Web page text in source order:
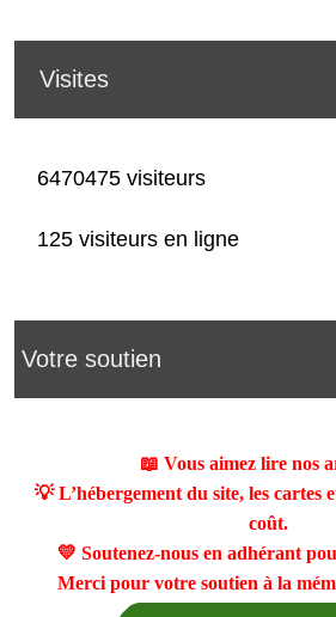
Visites
6470475 visiteurs
125 visiteurs en ligne
Votre soutien
📖 Vous aimez lire nos
💡 L’hébergement du site, les cartes
coût.
💛 Soutenez-nous en adhérant
Merci pour votre soutien à la